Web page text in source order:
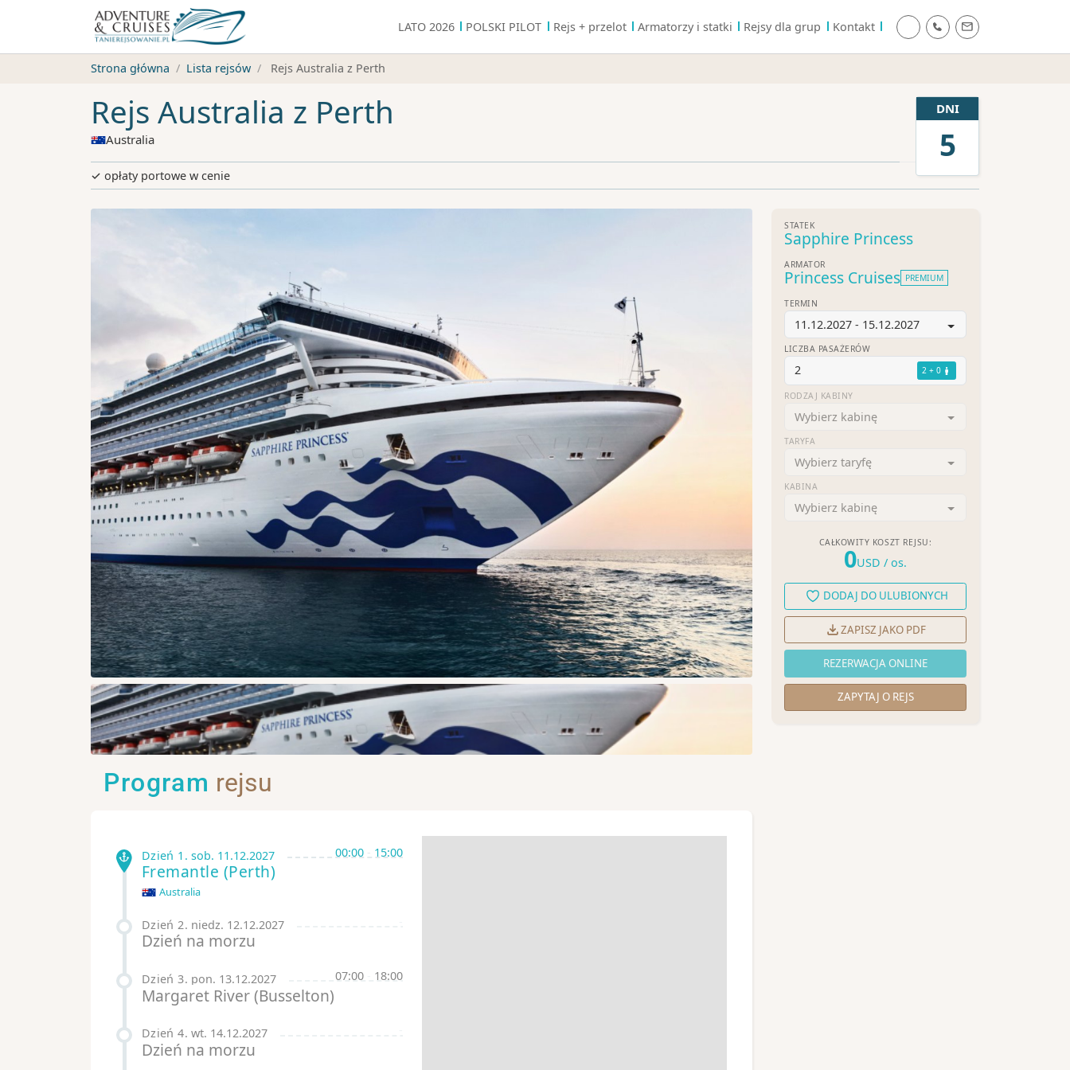
LATO 2026 POLSKI PILOT Rejs + przelot Armatorzy i statki Rejsy dla grup Kontakt
Strona główna Lista rejsów Rejs Australia z Perth
Rejs Australia z Perth
Australia
DNI
5
✓ opłaty portowe w cenie
Program rejsu
00:00 - 15:00
Dzień 1 . sob. 11.12.2027
Fremantle (Perth)
Australia
Dzień 2. niedz. 12.12.2027
Dzień na morzu
07:00 18:00
Dzień 3. pon. 13.12.2027
Margaret River (Busselton)
Dzień 4. wt. 14.12.2027
Dzień na morzu
STATEK
Sapphire Princess
ARMATOR
Princess Cruises PREMIUM
TERMIN
11.12.2027 - 15.12.2027
LICZBA PASAŻERÓW
2 2 + 0
RODZAJ KABINY
Wybierz kabinę
TARYFA
Wybierz taryfę
KABINA
Wybierz kabinę
CAŁKOWITY KOSZT REJSU:
0USD / os.
DODAJ DO ULUBIONYCH
ZAPISZ JAKO PDF
REZERWACJA ONLINE
ZAPYTAJ O REJS